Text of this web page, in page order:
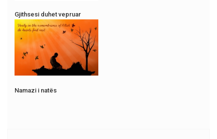
Gjithsesi duhet vepruar
Namazi i natës